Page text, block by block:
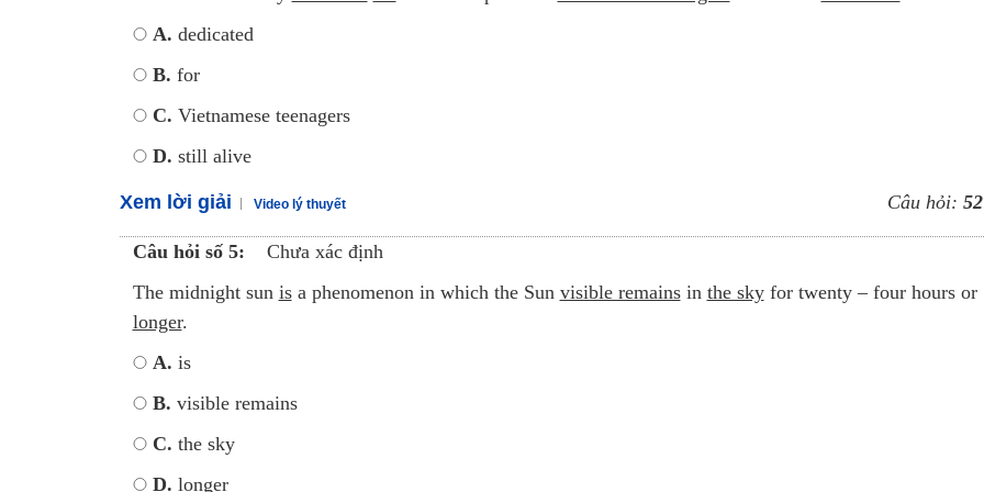
A. dedicated
B. for
C. Vietnamese teenagers
D. still alive
Xem lời giải Video lý thuyết Câu hỏi:
Câu hỏi số 5:
Chưa xác định
The midnight sun isa phenomenon in which the Sun visible remainsin the skyfor twenty – four hours or
longer.
A. is
B. visible remains
C. the sky
D. longer